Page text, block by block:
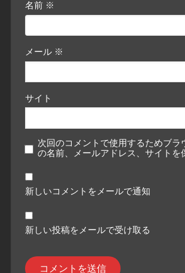
名前 ※
メール ※
サイト
次回のコメントで使用するためブラ
の名前、メールアドレス、サイトを
新しいコメントをメールで通知
新しい投稿をメールで受け取る